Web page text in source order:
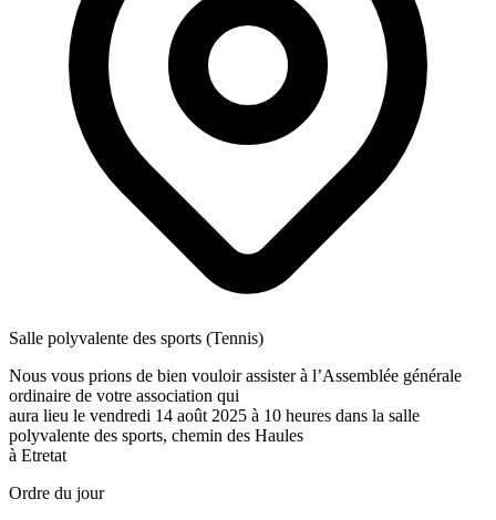
Salle polyvalente des sports (Tennis)
Nous vous prions de bien vouloir assister à l’Assemblée générale
ordinaire de votre association qui
aura lieu le vendredi 14 août 2025 à 10 heures dans la salle
polyvalente des sports, chemin des Haules
à Etretat
Ordre du jour